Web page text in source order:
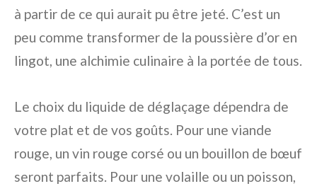
à partir de ce qui aurait pu être jeté. C’est un
peu comme transformer de la poussière d’or en
lingot, une alchimie culinaire à la portée de tous.
Le choix du liquide de déglaçage dépendra de
votre plat et de vos goûts. Pour une viande
rouge, un vin rouge corsé ou un bouillon de bœuf
seront parfaits. Pour une volaille ou un poisson,